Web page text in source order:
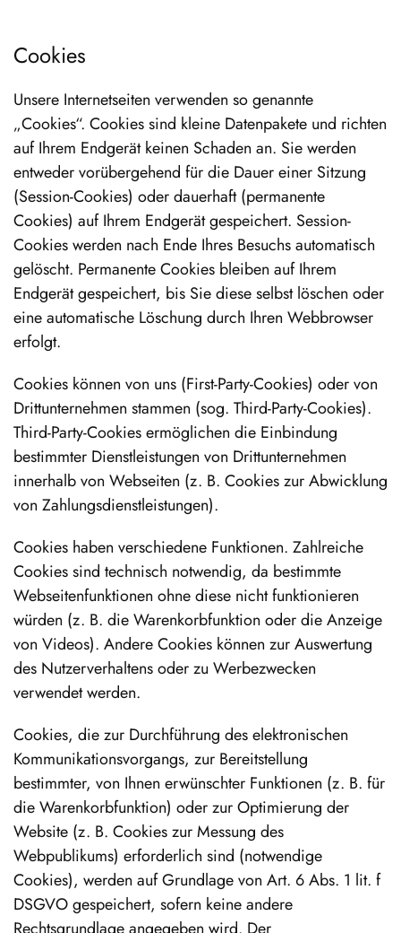
Cookies
Unsere Internetseiten verwenden so genannte
„Cookies“. Cookies sind kleine Datenpakete und richten
auf Ihrem Endgerät keinen Schaden an. Sie werden
entweder vorübergehend für die Dauer einer Sitzung
(Session-Cookies) oder dauerhaft (permanente
Cookies) auf Ihrem Endgerät gespeichert. Session-
Cookies werden nach Ende Ihres Besuchs automatisch
gelöscht. Permanente Cookies bleiben auf Ihrem
Endgerät gespeichert, bis Sie diese selbst löschen oder
eine automatische Löschung durch Ihren Webbrowser
erfolgt.
Cookies können von uns (First-Party-Cookies) oder von
Drittunternehmen stammen (sog. Third-Party-Cookies).
Third-Party-Cookies ermöglichen die Einbindung
bestimmter Dienstleistungen von Drittunternehmen
innerhalb von Webseiten (z. B. Cookies zur Abwicklung
von Zahlungsdienstleistungen).
Cookies haben verschiedene Funktionen. Zahlreiche
Cookies sind technisch notwendig, da bestimmte
Webseitenfunktionen ohne diese nicht funktionieren
würden (z. B. die Warenkorbfunktion oder die Anzeige
von Videos). Andere Cookies können zur Auswertung
des Nutzerverhaltens oder zu Werbezwecken
verwendet werden.
Cookies, die zur Durchführung des elektronischen
Kommunikationsvorgangs, zur Bereitstellung
bestimmter, von Ihnen erwünschter Funktionen (z. B. für
die Warenkorbfunktion) oder zur Optimierung der
Website (z. B. Cookies zur Messung des
Webpublikums) erforderlich sind (notwendige
Cookies), werden auf Grundlage von Art. 6 Abs. 1 lit. f
DSGVO gespeichert, sofern keine andere
Rechtsgrundlage angegeben wird. Der